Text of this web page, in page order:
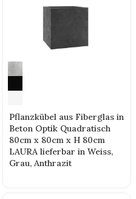
Pflanzkübel aus Fiberglas in
Beton Optik Quadratisch
80cm x 80cm x H 80cm
LAURA lieferbar in Weiss,
Grau, Anthrazit